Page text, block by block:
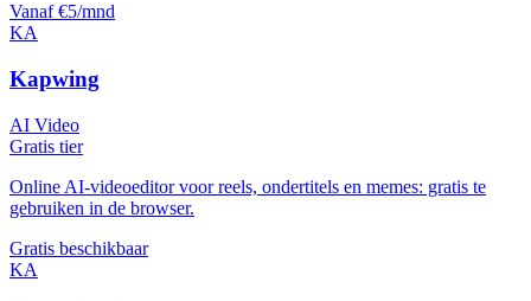
Vanaf €5/mnd
KA
Kapwing
AI Video
Gratis tier
Online AI-videoeditor voor reels, ondertitels en memes: gratis te
gebruiken in de browser.
Gratis beschikbaar
KA